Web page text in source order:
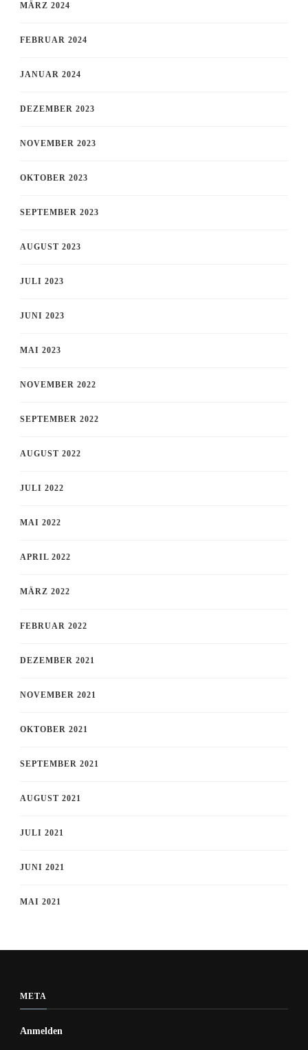
MÄRZ 2024
FEBRUAR 2024
JANUAR 2024
DEZEMBER 2023
NOVEMBER 2023
OKTOBER 2023
SEPTEMBER 2023
AUGUST 2023
JULI 2023
JUNI 2023
MAI 2023
NOVEMBER 2022
SEPTEMBER 2022
AUGUST 2022
JULI 2022
MAI 2022
APRIL 2022
MÄRZ 2022
FEBRUAR 2022
DEZEMBER 2021
NOVEMBER 2021
OKTOBER 2021
SEPTEMBER 2021
AUGUST 2021
JULI 2021
JUNI 2021
MAI 2021
META
Anmelden